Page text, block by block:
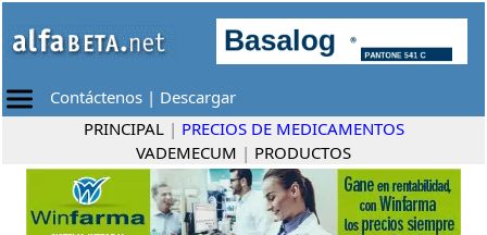
Contáctenos | Descargar
PRINCIPAL | PRECIOS DE MEDICAMENTOS
VADEMECUM | PRODUCTOS